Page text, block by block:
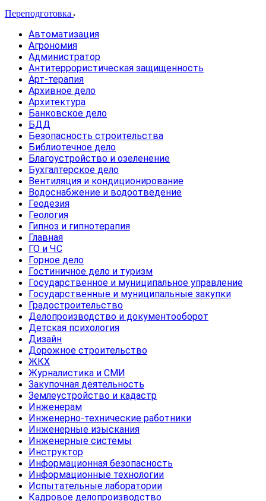
Переподготовка
Автоматизация
Агрономия
Администратор
Антитеррористическая защищенность
Арт-терапия
Архивное дело
Архитектура
Банковское дело
БДД
Безопасность строительства
Библиотечное дело
Благоустройство и озеленение
Бухгалтерское дело
Вентиляция и кондиционирование
Водоснабжение и водоотведение
Геодезия
Геология
Гипноз и гипнотерапия
Главная
ГО и ЧС
Горное дело
Гостиничное дело и туризм
Государственное и муниципальное управление
Государственные и муниципальные закупки
Градостроительство
Делопроизводство и документооборот
Детская психология
Дизайн
Дорожное строительство
ЖКХ
Журналистика и СМИ
Закупочная деятельность
Землеустройство и кадастр
Инженерам
Инженерно-технические работники
Инженерные изыскания
Инженерные системы
Инструктор
Информационная безопасность
Информационные технологии
Испытательные лаборатории
Кадровое делопроизводство